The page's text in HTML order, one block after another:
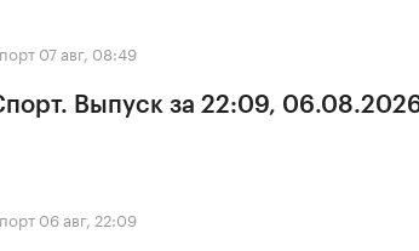
07 авг, 08:49
Выпуск за 22:09,
06 авг, 22:09